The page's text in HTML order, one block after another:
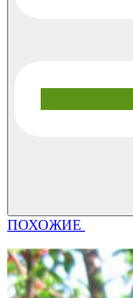
ПОХОЖИЕ